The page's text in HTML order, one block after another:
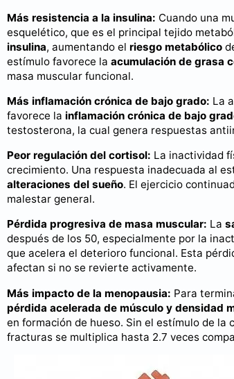
Más resistencia a la insulina: Cuando una
esquelético, que es el principal tejido
insulina, aumentando el riesgo metabólico
estímulo favorece la acumulación de grasa
masa muscular funcional.
Más inflamación crónica de bajo grado: La
favorece la inflamación crónica de bajo
testosterona, la cual genera respuestas
Peor regulación del cortisol: La inactividad
crecimiento. Una respuesta inadecuada al
alteraciones del sueño. El ejercicio
malestar general.
Pérdida progresiva de masa muscular: La
después de los 50, especialmente por la
que acelera el deterioro funcional. Esta
afectan si no se revierte activamente.
Más impacto de la menopausia: Para
pérdida acelerada de músculo y densidad
en formación de hueso. Sin el estímulo de
fracturas se multiplica hasta 2.7 veces